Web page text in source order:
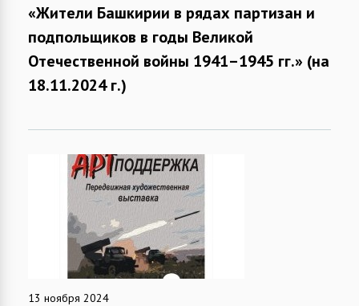
«Жители Башкирии в рядах партизан и
подпольщиков в годы Великой
Отечественной войны 1941–1945 гг.» (на
18.11.2024 г.)
13 ноября 2024